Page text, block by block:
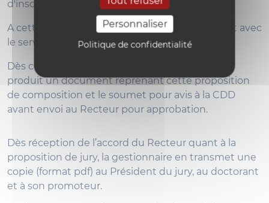
Personnaliser
Politique de confidentialité
d'inscription y afférant ont été acquittés.
A cette fin, la gestionnaire se mettre en contact avec
le service des inscriptions.
Dès confirmation, la gestionnaire des doctorats
produit un document reprenant cette proposition
de composition et le soumet pour avis à la CDD
avant envoi au Recteur pour approbation.
Dès réception de l’accord du Recteur quant à la
proposition de jury, la gestionnaire en transmet une
copie (format pdf) au Président du jury, au doctorant
et à son promoteur.